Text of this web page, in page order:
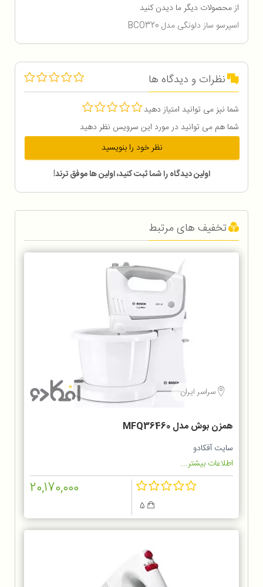
از محصولات دیگر ما دیدن کنید
اسپرسو ساز دلونگی مدل BCO320
نظرات و دیدگاه ها
شما نیز می توانید امتیاز دهید
شما هم می توانید در مورد این سرویس نظر دهید
نظر خود را بنویسید
اولین دیدگاه را شما ثبت کنید، اولین ها موفق ترند!
تخفیف های مرتبط
سراسر ایران
همزن بوش مدل MFQ36460
سایت آفکادو
اطلاعات بیشتر...
20,170,000